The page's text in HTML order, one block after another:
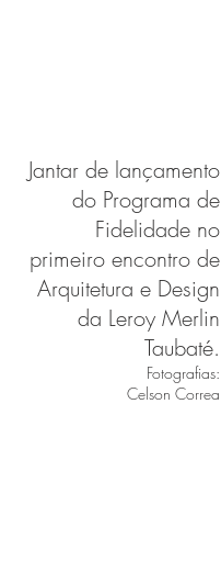
Jantar de lançamento
do Programa de
Fidelidade no
primeiro encontro de
Arquitetura e Design
da Leroy Merlin
Taubaté.
Fotografias:
Celson Correa